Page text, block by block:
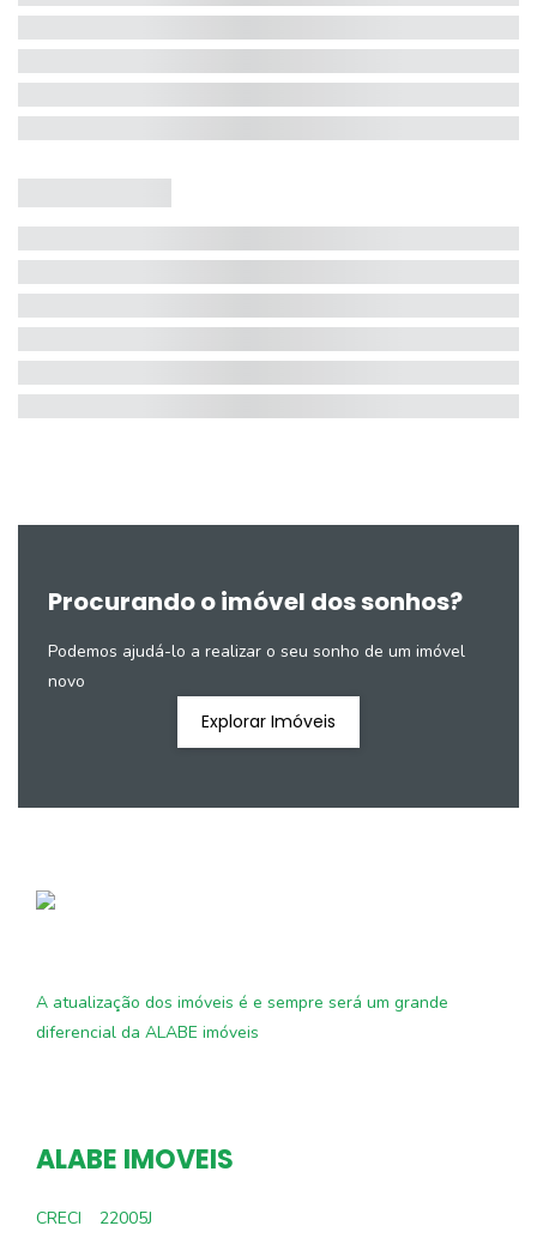
Procurando o imóvel dos sonhos?
Podemos ajudá-lo a realizar o seu sonho de um imóvel
novo
Explorar Imóveis
A atualização dos imóveis é e sempre será um grande
diferencial da ALABE imóveis
ALABE IMOVEIS
CRECI
22005J